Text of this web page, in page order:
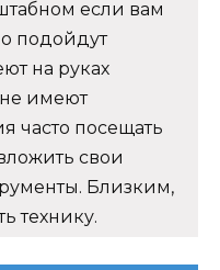
если вам
подойдут
на руках
имеют
часто посещать
свои
Близким,
технику.